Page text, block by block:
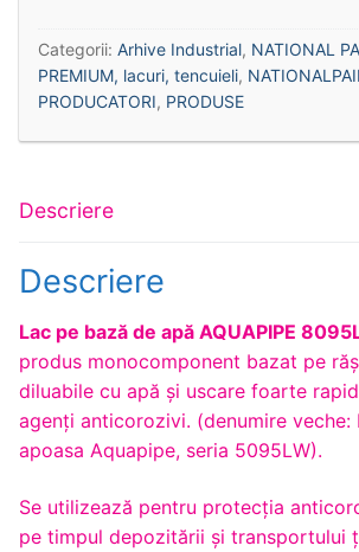
Categorii: Arhive Industrial, NATIONAL
PREMIUM, lacuri, tencuieli,
PRODUCATORI, PRODUSE
Descriere
Descriere
Lac pe bază de apă AQUAPIPE
produs monocomponent bazat pe
diluabile cu apă și uscare foarte
agenți anticorozivi. (denumire veche:
apoasa Aquapipe, seria 5095LW).
Se utilizează pentru protecţia
pe timpul depozitării și transportului